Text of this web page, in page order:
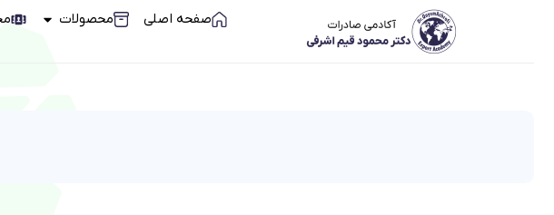
صفحه اصلی محصولات